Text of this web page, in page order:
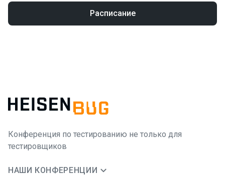
Расписание
Конференция по тестированию не только для
тестировщиков
НАШИ КОНФЕРЕНЦИИ